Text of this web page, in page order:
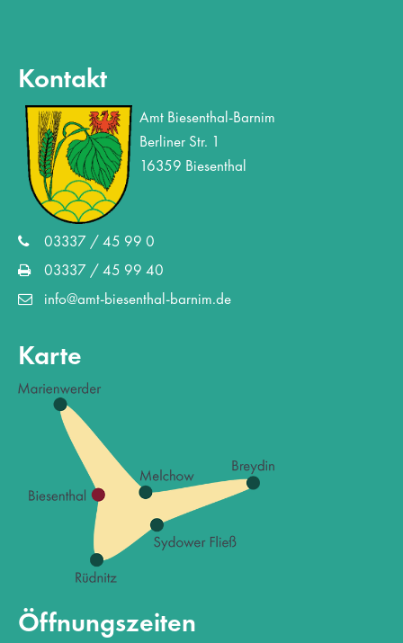
Kontakt
Amt Biesenthal-Barnim
Berliner Str. 1
16359 Biesenthal
03337 / 45 99 0
03337 / 45 99 40
info@amt-biesenthal-barnim.de
Karte
Öffnungszeiten